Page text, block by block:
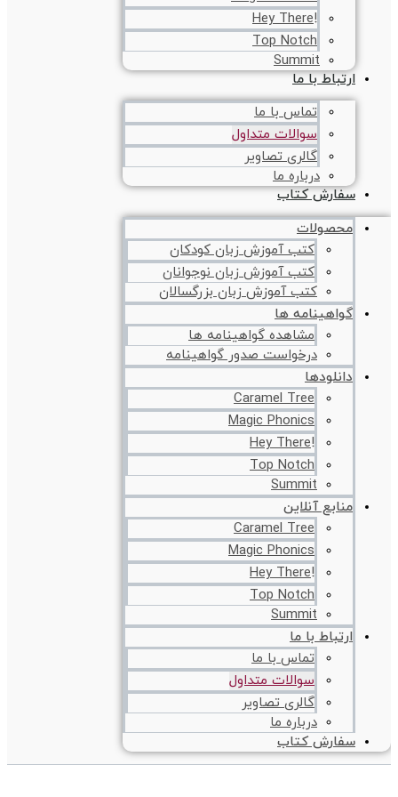
!Hey There
Top Notch
Summit
ارتباط با ما
تماس با ما
سوالات متداول
گالری تصاویر
درباره ما
سفارش کتاب
محصولات
کتب آموزش زبان کودکان
کتب آموزش زبان نوجوانان
کتب آموزش زبان بزرگسالان
گواهینامه ها
مشاهده گواهینامه ها
درخواست صدور گواهینامه
دانلودها
Caramel Tree
Magic Phonics
!Hey There
Top Notch
Summit
منابع آنلاین
Caramel Tree
Magic Phonics
!Hey There
Top Notch
Summit
ارتباط با ما
تماس با ما
سوالات متداول
گالری تصاویر
درباره ما
سفارش کتاب